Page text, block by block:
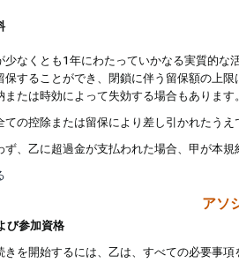
少なくとも1年にわたっていかなる実質的
することができ、閉鎖に伴う留保額の上限
たは時効によって失効する場合もあります。
ての控除または留保により差し引かれたう
ず、乙に超過金が支払われた場合、甲が本
アソ
び参加資格
きを開始するには、乙は、すべての必要事